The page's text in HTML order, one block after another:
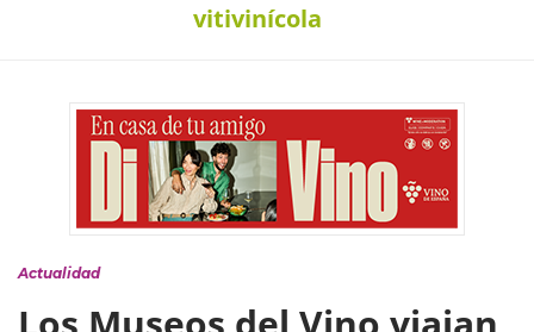
vitivinícola
Actualidad